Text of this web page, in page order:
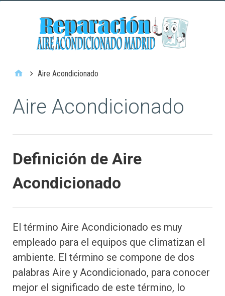
Aire Acondicionado
Aire Acondicionado
Definición de Aire
Acondicionado
El término Aire Acondicionado es muy
empleado para el equipos que climatizan el
ambiente. El término se compone de dos
palabras Aire y Acondicionado, para conocer
mejor el significado de este término, lo